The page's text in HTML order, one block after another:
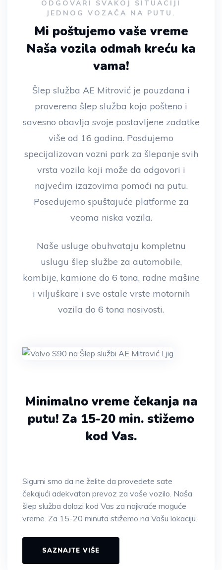
ODGOVARI SVAKOJ SITUACIJI
JEDNOG VOZAČA NA PUTU.
Mi poštujemo vaše vreme
Naša vozila odmah kreću ka
vama!
Šlep služba AE Mitrović je pouzdana i
proverena šlep služba koja pošteno i
savesno obavlja svoje postavljene zadatke
više od 16 godina. Posdujemo
specijalizovan vozni park za šlepanje svih
vrsta vozila koji može da odgovori i
najvećim izazovima pomoći na putu.
Posedujemo spuštajuće platforme za
veoma niska vozila.
Naše usluge obuhvataju kompletnu
uslugu šlep službe za automobile,
kombije, kamione do 6 tona, radne mašine
i viljuškare i sve ostale vrste motornih
vozila do 6 tona nosivosti.
Minimalno vreme čekanja na
putu! Za 15-20 min. stižemo
kod Vas.
Sigurni smo da ne želite da provedete sate
čekajući adekvatan prevoz za vaše vozilo. Naša
šlep služba dolazi kod Vas za najkraće moguće
vreme. Za 15-20 minuta stižemo na Vašu lokaciju.
SAZNAJTE VIŠE